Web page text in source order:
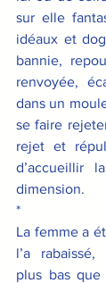
sur elle
idéaux et
bannie,
renvoyée,
dans un
se faire
rejet et
d’accueillir
dimension.
*
La femme a
l’a
plus bas